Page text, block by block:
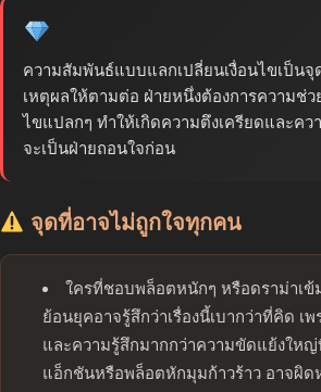
ความสัมพันธ์แบบแลกเปลี่ยนเงื่อนไขเป็นจุ
เหตุผลให้ตามต่อ ฝ่ายหนึ่งต้องการความช่ว
ไขแปลกๆ ทำให้เกิดความตึงเครียดและคว
จะเป็นฝ่ายถอนใจก่อน
จุดที่อาจไม่ถูกใจทุกคน
ใครที่ชอบพล็อตหนักๆ หรือดราม่าเ
ย้อนยุคอาจรู้สึกว่าเรื่องนี้เบากว่าที่คิด เ
และความรู้สึกมากกว่าความขัดแย้งให
แอ็กชันหรือพล็อตหักมุมก้าวร้าว อาจผิด